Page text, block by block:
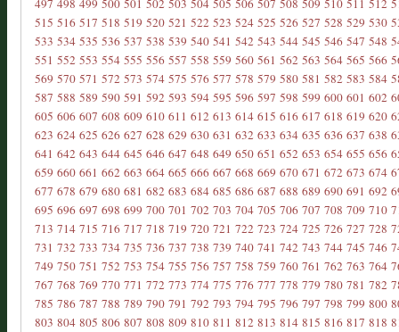
497 498 499 500 501 502 503 504 505 506 507 508 509 510 511 512
515 516 517 518 519 520 521 522 523 524 525 526 527 528 529 530
533 534 535 536 537 538 539 540 541 542 543 544 545 546 547 548
551 552 553 554 555 556 557 558 559 560 561 562 563 564 565 566
569 570 571 572 573 574 575 576 577 578 579 580 581 582 583 584
587 588 589 590 591 592 593 594 595 596 597 598 599 600 601 602
605 606 607 608 609 610 611 612 613 614 615 616 617 618 619 620
623 624 625 626 627 628 629 630 631 632 633 634 635 636 637 638
641 642 643 644 645 646 647 648 649 650 651 652 653 654 655 656
659 660 661 662 663 664 665 666 667 668 669 670 671 672 673 674
677 678 679 680 681 682 683 684 685 686 687 688 689 690 691 692
695 696 697 698 699 700 701 702 703 704 705 706 707 708 709 710
713 714 715 716 717 718 719 720 721 722 723 724 725 726 727 728
731 732 733 734 735 736 737 738 739 740 741 742 743 744 745 746
749 750 751 752 753 754 755 756 757 758 759 760 761 762 763 764
767 768 769 770 771 772 773 774 775 776 777 778 779 780 781 782
785 786 787 788 789 790 791 792 793 794 795 796 797 798 799 800
803 804 805 806 807 808 809 810 811 812 813 814 815 816 817 818